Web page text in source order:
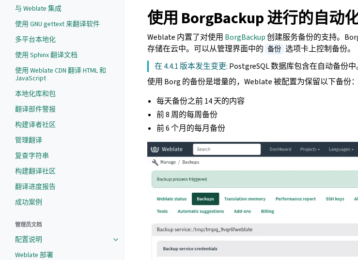
与 Weblate 集成
使用 GNU gettext 来翻译软件
多平台本地化
使用 Sphinx 翻译文档
使用 Weblate CDN 翻译 HTML 和
JavaScript
本地化库和包
翻译部件警报
构建译者社区
管理翻译
复查字符串
构建翻译社区
翻译进度报告
成功案例
管理员文档
配置说明
Weblate 部署
使用 BorgBackup 进行的自动
Weblate 内置了对使用 BorgBackup创建服务备份的支持。
存储在云中。可以从管理界面中的 备份 选项卡上控制备份。
在 4.4.1 版本发生变更: PostgreSQL 数据库包含在自动备份中
使用 Borg 的备份是增量的，Weblate 被配置为保留以下备份：
每天备份之前 14 天的内容
前 8 周的每周备份
前 6 个月的每月备份